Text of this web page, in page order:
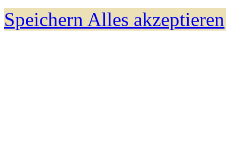
Speichern Alles akzeptieren